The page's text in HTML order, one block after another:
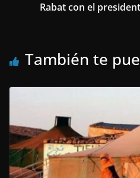
Rabat con el
También te